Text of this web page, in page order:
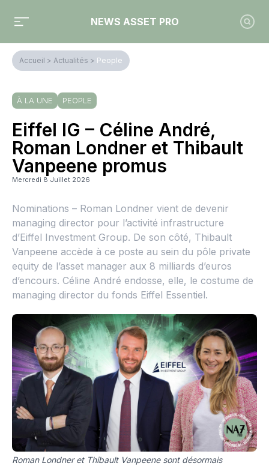
NEWS ASSET PRO
Accueil > Actualités > People
À LA UNE PEOPLE
Eiffel IG – Céline André,
Roman Londner et Thibault
Vanpeene promus
Mercredi 8 Juillet 2026
Nominations – Roman Londner vient de devenir
managing director pour l’activité infrastructure
d’Eiffel Investment Group. De son côté, Thibault
Vanpeene accède à ce poste au sein du pôle private
equity de l’asset manager aux 8 milliards d’euros
d’encours. Céline André endosse, elle, le costume de
managing director du fonds Eiffel Essentiel.
Roman Londner et Thibault Vanpeene sont désormais